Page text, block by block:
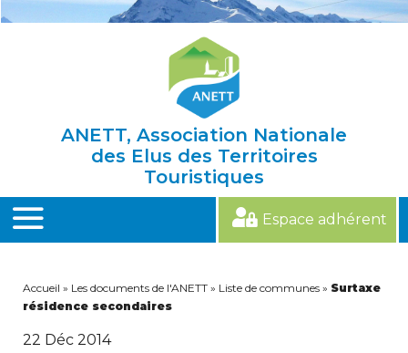
ANETT, Association Nationale
des Elus des Territoires
Touristiques
MENU
Espace adhérent
Accueil » Les documents de l'ANETT » Liste de communes » Surtaxe
résidence secondaires
22 Déc 2014